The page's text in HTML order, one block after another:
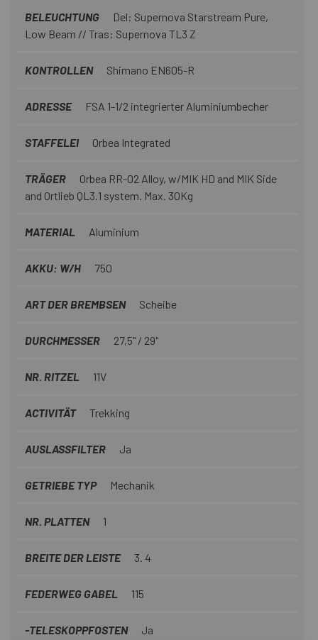
BELEUCHTUNG
Del: Supernova Starstream Pure,
Low Beam // Tras: Supernova TL3 Z
KONTROLLEN Shimano EN605-R
ADRESSE FSA 1-1/2 integrierter Aluminiumbecher
STAFFELEI Orbea Integrated
TRÄGER
Orbea RR-02 Alloy, w/MIK HD and MIK Side
and Ortlieb QL3.1 system. Max. 30Kg
MATERIAL Aluminium
AKKU: W/H 750
ART DER BREMBSEN Scheibe
DURCHMESSER 27,5" / 29"
NR. RITZEL 11V
ACTIVITÄT Trekking
AUSLASSFILTER Ja
GETRIEBE TYP Mechanik
NR. PLATTEN 1
BREITE DER LEISTE 3. 4
FEDERWEG GABEL 115
-TELESKOPPFOSTEN Ja